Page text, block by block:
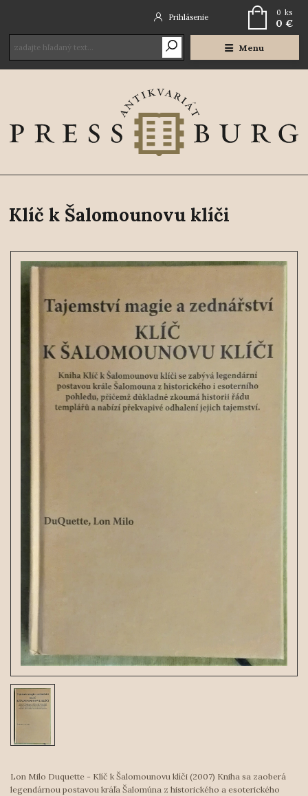
Menu
Prihlásenie 0 ks
0 €
Klíč k Šalomounovu klíči
Lon Milo Duquette - Klíč k Šalomounovu klíči (2007) Kniha sa zaoberá
legendárnou postavou kráľa Šalomúna z historického a esoterického